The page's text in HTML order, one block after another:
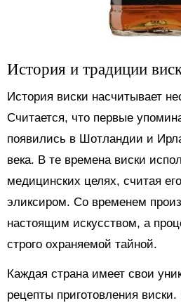
История и традиции
История виски насчитывает
Считается, что первые
появились в Шотландии и
века. В те времена виски
медицинских целях, считая
эликсиром. Со временем
настоящим искусством, а
строго охраняемой тайной.
Каждая страна имеет свои
рецепты приготовления